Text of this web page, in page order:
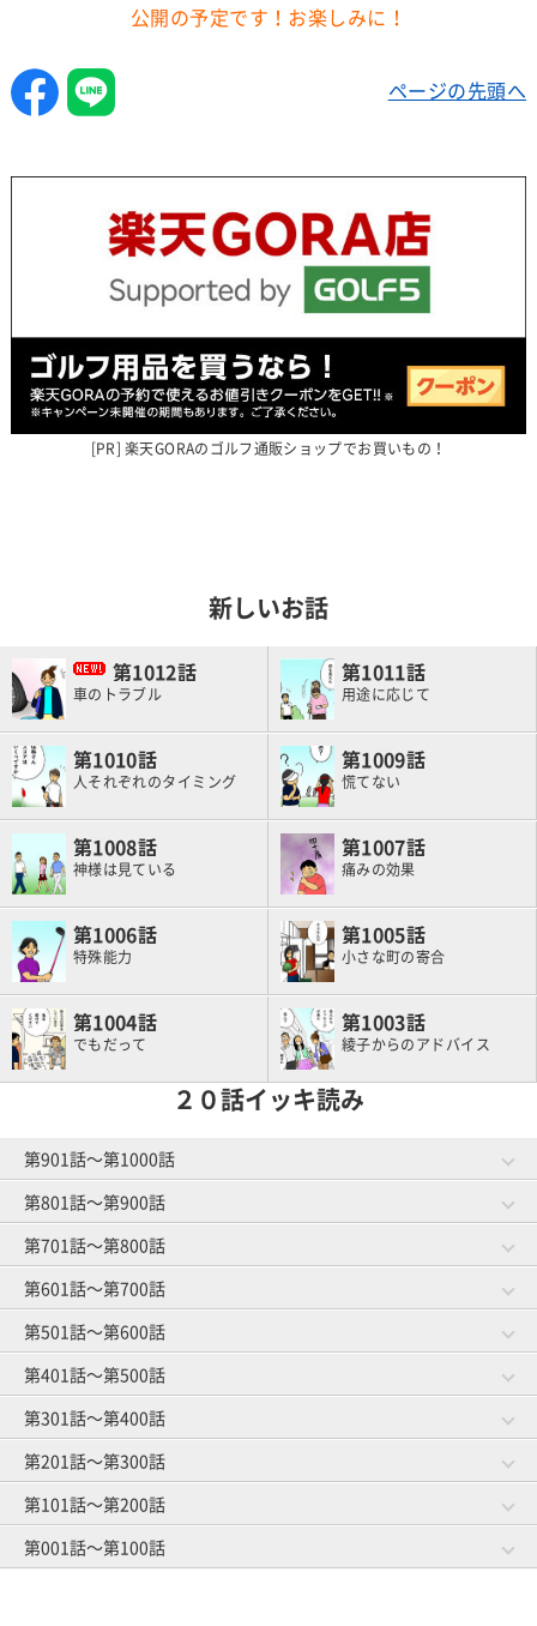
公開の予定です！お楽しみに！
ページの先頭へ
楽天GORAのゴルフ通販ショップでお買いもの！
新しいお話
1012
車のトラブル
1011
用途に応じて
1010
人それぞれのタイミング
1009
慌てない
1008
神様は見ている
1007
痛みの効果
1006
特殊能力
1005
小さな町の寄合
1004
でもだって
1003
綾子からのアドバイス
２０話イッキ読み
第901話～第1000話
第981話～第1000話
作戦成功？ 将来の予防
第941話～第960話
グループレッスン
第901話～第920話
体のことを考える
第801話～第900話
第881話～第900話
ゴルファーと焼肉 お菓子事情
第841話～第860話
教えられ魔
第801話～第820話
隣の芝は高級芝
第701話～第800話
第781話～第800話
ゴルフ友達とランチ スイングと服選び
第741話～第760話
練習にもマナー
第701話～第720話
初めての手引きゴルフ
第601話～第700話
第681話～第700話
ゴルファーのうたた寝 練習場の事情
第641話～第660話
スマートカジュアル
第601話～第620話
オヤジとショウタイム
第501話～第600話
第581話～第600話
打ち下ろしの距離計算 上がり３ホール
第541話～第560話
差し入れの行方
第501話～第520話
キャディマスター
第401話～第500話
第481話～第500話
トイレピンチ キャディさんの裏話
第441話～第460話
元旦ゴルフ
第401話～第420話
第301話～第400話
第381話～第400話
前日の調整 ゴルフ場の生き物
第341話～第360話
若さにジェラシー
第201話～第300話
第281話～第300話
初めてのマッチプレー ゴルフ場の怪談
第101話～第200話
第181話～第200話
憧れの歩きラウンド クローズ明け
第001話～第100話